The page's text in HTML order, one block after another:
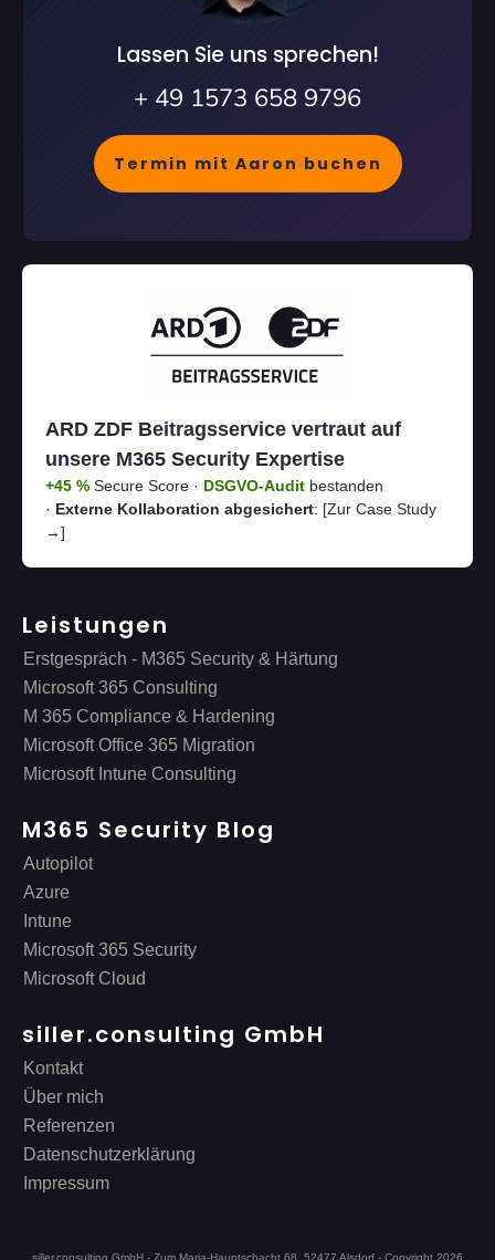
Lassen Sie uns sprechen!
+ 49 1573 658 9796
Termin mit Aaron buchen
ARD ZDF Beitragsservice vertraut auf
unsere M365 Security Expertise
+45 % Secure Score · DSGVO-Audit bestanden
· Externe Kollaboration abgesichert: [Zur Case Study
→]
Leistungen
Erstgespräch - M365 Security & Härtung
Microsoft 365 Consulting
M 365 Compliance & Hardening
Microsoft Office 365 Migration
Microsoft Intune Consulting
M365 Security Blog
Autopilot
Azure
Intune
Microsoft 365 Security
Microsoft Cloud
siller.consulting GmbH
Kontakt
Über mich
Referenzen
Datenschutzerklärung
Impressum